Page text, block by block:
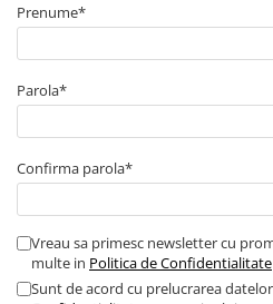
Prenume*
Parola*
Confirma parola*
Vreau sa primesc newsletter cu
multe in Politica de Confidentialitate
Sunt de acord cu prelucrarea